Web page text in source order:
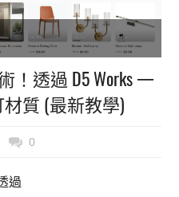
！透過 D5 Works 一
質 (最新教學)
0
過